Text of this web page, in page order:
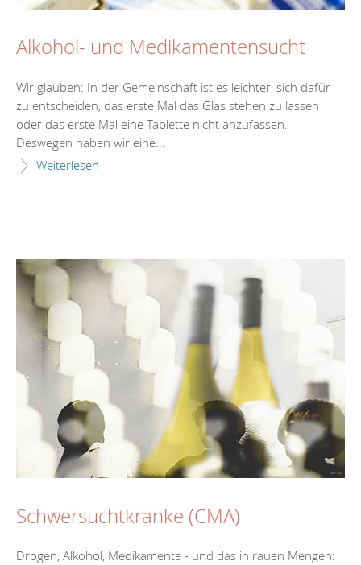
Alkohol- und Medikamentensucht
Wir glauben: In der Gemeinschaft ist es leichter, sich dafür
zu entscheiden, das erste Mal das Glas stehen zu lassen
oder das erste Mal eine Tablette nicht anzufassen.
Deswegen haben wir eine...
Weiterlesen
Schwersuchtkranke (CMA)
Drogen, Alkohol, Medikamente - und das in rauen Mengen: